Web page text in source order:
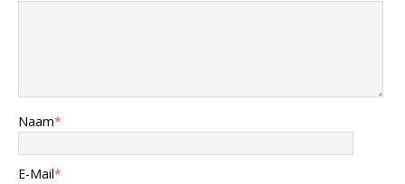
Naam*
E-Mail*